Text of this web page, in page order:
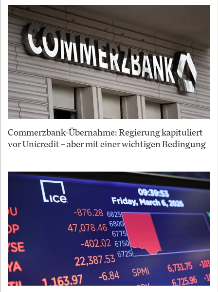
Commerzbank-Übernahme: Regierung kapituliert
vor Unicredit – aber mit einer wichtigen Bedingung